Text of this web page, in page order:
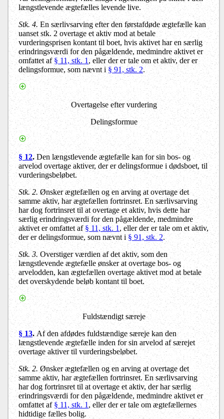
længstlevende ægtefælles levende live.
Stk. 4. En særlivsarving efter den førstafdøde ægtefælle kan
uanset stk. 2 overtage et aktiv mod at betale
vurderingsprisen kontant til boet, hvis aktivet har en særlig
erindringsværdi for den pågældende, medmindre aktivet er
omfattet af § 11, stk. 1, eller der er tale om et aktiv, der er
delingsformue, som nævnt i§ 91, stk. 2.
Overtagelse efter vurdering
Delingsformue
§ 12.Den længstlevende ægtefælle kan for sin bos- og
arvelod overtage aktiver, der er delingsformue i dødsboet, til
vurderingsbeløbet.
Stk. 2. Ønsker ægtefællen og en arving at overtage det
samme aktiv, har ægtefællen fortrinsret. En særlivsarving
har dog fortrinsret til at overtage et aktiv, hvis dette har
særlig erindringsværdi for den pågældende, medmindre
aktivet er omfattet af§ 11, stk. 1 , eller der er tale om et aktiv,
der er delingsformue, som nævnt i § 91, stk. 2.
Stk. 3. Overstiger værdien af det aktiv, som den
længstlevende ægtefælle ønsker at overtage bos- og
arvelodden, kan ægtefællen overtage aktivet mod at betale
det overskydende beløb kontant til boet.
Fuldstændigt særeje
§ 13. Af den afdødes fuldstændige særeje kan den
længstlevende ægtefælle inden for sin arvelod af særejet
overtage aktiver til vurderingsbeløbet.
Stk. 2. Ønsker ægtefællen og en arving at overtage det
samme aktiv, har ægtefællen fortrinsret. En særlivsarving
har dog fortrinsret til at overtage et aktiv, der har særlig
erindringsværdi for den pågældende, medmindre aktivet er
omfattet af § 11, stk. 1 , eller der er tale om ægtefællernes
hidtidige fælles bolig.